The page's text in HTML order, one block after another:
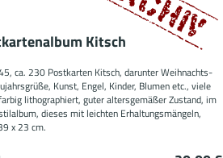
Kitsch
ca. 230 Postkarten Kitsch, darunter Weihnachts-
Kunst, Engel, Kinder, Blumen etc., viele
lithographiert, guter altersgemäßer Zustand, im
dieses mit leichten Erhaltungsmängeln,
x 23 cm.